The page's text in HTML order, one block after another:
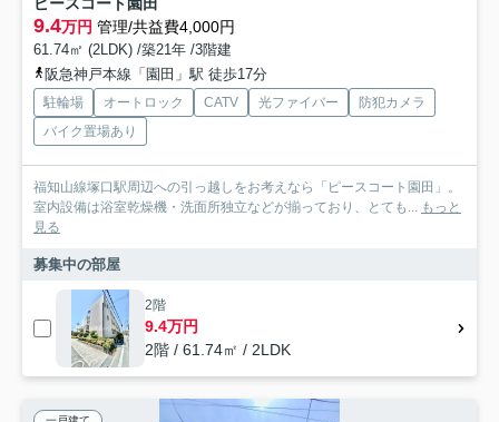
ピースコート園田
9.4万円 管理/共益費4,000円
61.74㎡ (2LDK) /築21年 /3階建
阪急神戸本線「園田」駅 徒歩17分
駐輪場 オートロック CATV 光ファイバー
防犯カメラ
バイク置場あり
福知山線塚口駅周辺への引っ越しをお考えなら「ピースコート園田」。
室内設備は浴室乾燥機・洗面所独立などが揃っており、とても... もっと
見る
募集中の部屋
2階
9.4万円
2階 / 61.74㎡ / 2LDK